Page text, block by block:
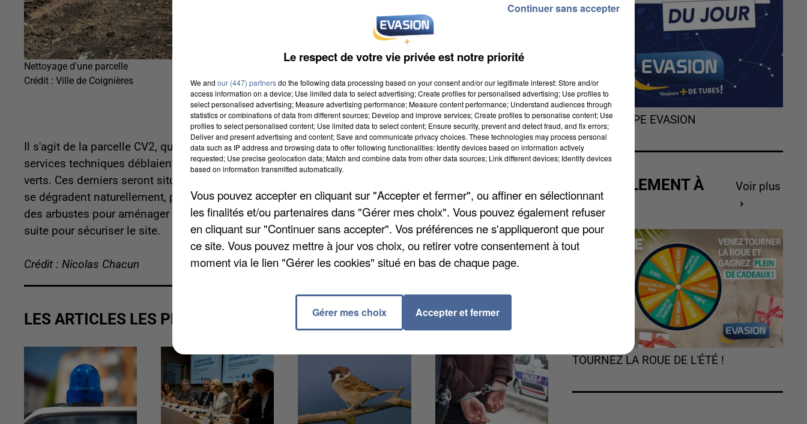
Nettoyage d'une parcelle
Crédit : Ville de Coignières
Il s'agit de la parcelle CV2, qui se trouve derrière le stade de l'espace Alphonse Daudet. Depuis hier, les
services techniques déblaient et nettoyent la surface recouverte d'importantes quantités de déchets
verts. Ces derniers seront situés au fond et serviront de refuge aux animaux sauvages jusqu'à ce qu'ils
se dégradent naturellement, précise la mairie. Cette dernière voudrait planter à la place des arbres et
des arbustes pour aménager la parcelle en espace naturel. Une barrière forestière sera posée par la
suite pour sécuriser le site.
Crédit : Nicolas Chacun
LES ARTICLES LES PLUS VUS
L'HOROSCOPE EVASION
ACTUELLEMENT À
GAGNER
Voir plus
TOURNEZ LA ROUE DE L'ÉTÉ !
Le respect de votre vie privée est notre priorité
We and our (447) partnersdo the following data processing based on your consent and/or our legitimate interest: Store and/or
access information on a device; Use limited data to select advertising; Create profiles for personalised advertising; Use profiles to
select personalised advertising; Measure advertising performance; Measure content performance; Understand audiences through
statistics or combinations of data from different sources; Develop and improve services; Create profiles to personalise content; Use
profiles to select personalised content; Use limited data to select content; Ensure security, prevent and detect fraud, and fix errors;
Deliver and present advertising and content; Save and communicate privacy choices. These technologies may process personal
data such as IP address and browsing data to offer following functionalities: Identify devices based on information actively
requested; Use precise geolocation data; Match and combine data from other data sources; Link different devices; Identify devices
based on information transmitted automatically.
Vous pouvez accepter en cliquant sur "Accepter et fermer", ou affiner en sélectionnant
les finalités et/ou partenaires dans "Gérer mes choix". Vous pouvez également refuser
en cliquant sur "Continuer sans accepter". Vos préférences ne s'appliqueront que pour
ce site. Vous pouvez mettre à jour vos choix, ou retirer votre consentement à tout
moment via le lien "Gérer les cookies" situé en bas de chaque page.
Gérer mes choix Accepter et fermer
Continuer sans accepter